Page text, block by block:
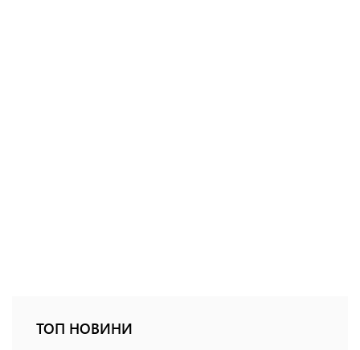
ТОП НОВИНИ